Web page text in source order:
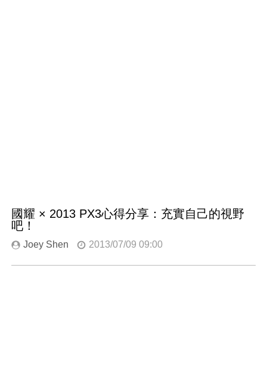
國耀 × 2013 PX3心得分享：充實自己的視野
吧！
Joey Shen 2013/07/09 09:00